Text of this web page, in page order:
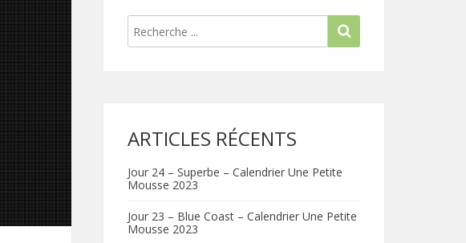
ARTICLES RÉCENTS
Jour 24 – Superbe – Calendrier Une Petite
Mousse 2023
Jour 23 – Blue Coast – Calendrier Une Petite
Mousse 2023